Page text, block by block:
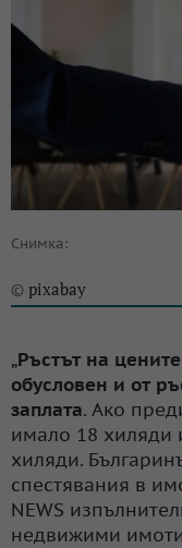
Снимка:
© pixabay
„Ръстът на
обусловен и от
заплата. Ако
имало 18 хиляди
хиляди.
спестявания в
NEWS
недвижими